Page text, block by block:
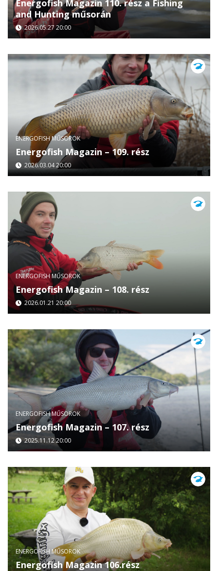
Energofish Magazin 110. rész a Fishing
and Hunting műsorán
2026.05.27 20:00
ENERGOFISH MŰSOROK
Energofish Magazin – 109. rész
2026.03.04 20:00
ENERGOFISH MŰSOROK
Energofish Magazin – 108. rész
2026.01.21 20:00
ENERGOFISH MŰSOROK
Energofish Magazin – 107. rész
2025.11.12 20:00
ENERGOFISH MŰSOROK
Energofish Magazin 106.rész